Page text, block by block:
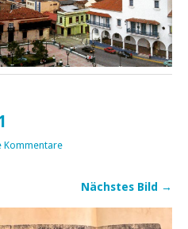
Kommentare
Nächstes Bild →